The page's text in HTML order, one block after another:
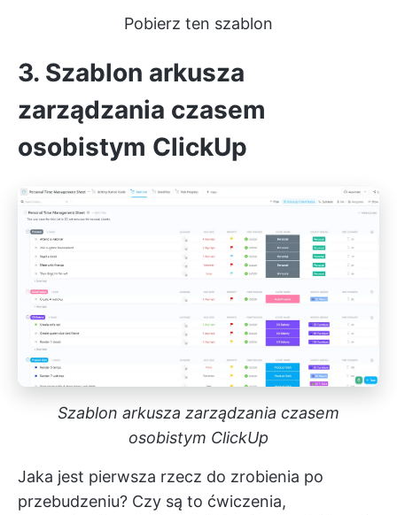
Pobierz ten szablon
3. Szablon arkusza
zarządzania czasem
osobistym ClickUp
Szablon arkusza zarządzania czasem
osobistym ClickUp
Jaka jest pierwsza rzecz do zrobienia po
przebudzeniu? Czy są to ćwiczenia,